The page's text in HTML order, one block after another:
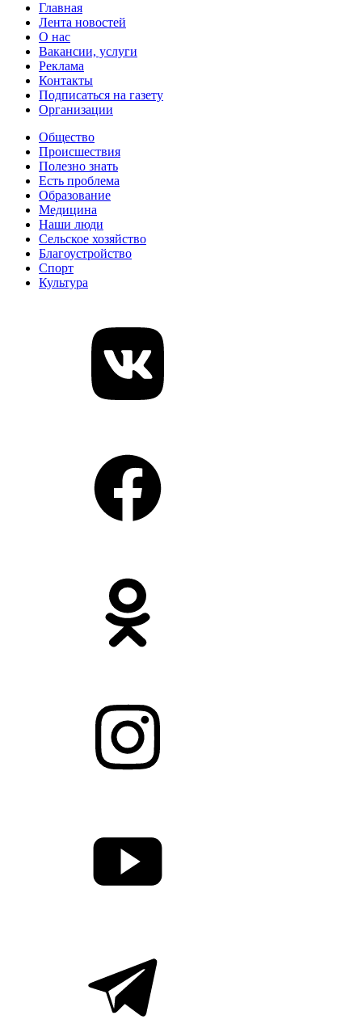
Главная
Лента новостей
О нас
Вакансии, услуги
Реклама
Контакты
Подписаться на газету
Организации
Общество
Происшествия
Полезно знать
Есть проблема
Образование
Медицина
Наши люди
Сельское хозяйство
Благоустройство
Спорт
Культура